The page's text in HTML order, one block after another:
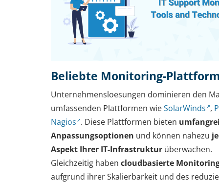
Beliebte Monitoring-
Unternehmensloesungen dominieren den
umfassenden Plattformen wieSolarWinds ,
Nagios . Diese Plattformen bieten
Anpassungsoptionen und können nahezu
Aspekt Ihrer IT-Infrastruktur überwachen.
Gleichzeitig haben cloudbasierte
aufgrund ihrer Skalierbarkeit und des